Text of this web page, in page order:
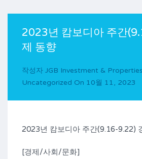
2023년 캄보디아 주간
제 동향
작성자 JGB Investment & Properties
Uncategorized On 10월 11, 2023
2023년 캄보디아 주간(9.16-9.22)
[경제/사회/문화]